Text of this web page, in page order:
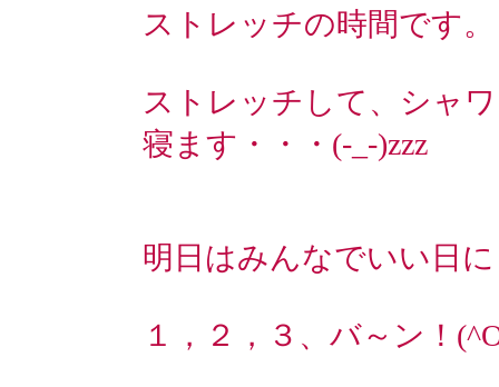
ストレッチの時間です。
ストレッチして、シャ
寝ます・・・(-_-)zzz
明日はみんなでいい日
１，２，３、バ～ン！